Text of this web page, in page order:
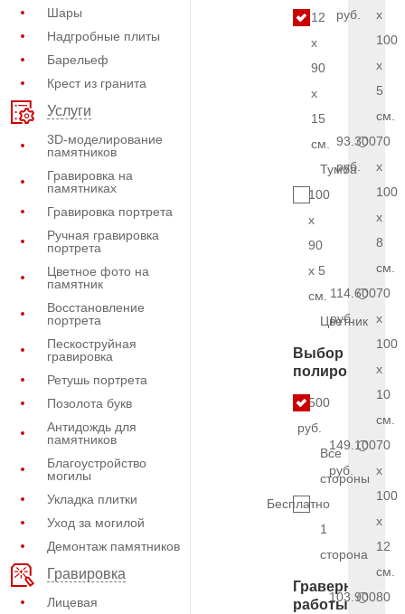
Шары
Надгробные плиты
Барельеф
Крест из гранита
Услуги
3D-моделирование
памятников
Гравировка на
памятниках
Гравировка портрета
Ручная гравировка
портрета
Цветное фото на
памятник
Восстановление
портрета
Пескоструйная
гравировка
Ретушь портрета
Позолота букв
Антидождь для
памятников
Благоустройство
могилы
Укладка плитки
Уход за могилой
Демонтаж памятников
Гравировка
Лицевая
12
x
90
x
15
см.
Тумба
100
x
90
x 5
см.
Цветник
Выбор
полировки
7.500
руб.
Все
стороны
Бесплатно
1
сторона
Граверные
работы
руб.
x
100
x
5
см.
93.300
руб.
70
x
100
x
8
см.
114.600
руб.
70
x
100
x
10
см.
149.100
руб.
70
x
100
x
12
см.
103.90080